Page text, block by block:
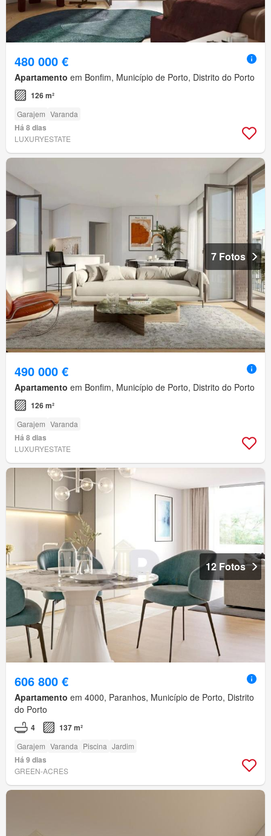
480 000 €
Apartamento em Bonfim, Município de Porto, Distrito do Porto
126 m²
Garajem Varanda
Há 8 dias
LUXURYESTATE
7 Fotos
490 000 €
Apartamento em Bonfim, Município de Porto, Distrito do Porto
126 m²
Garajem Varanda
Há 8 dias
LUXURYESTATE
12 Fotos
606 800 €
Apartamento em 4000, Paranhos, Município de Porto, Distrito
do Porto
4 137 m²
Garajem Varanda Piscina Jardim
Há 9 dias
GREEN-ACRES